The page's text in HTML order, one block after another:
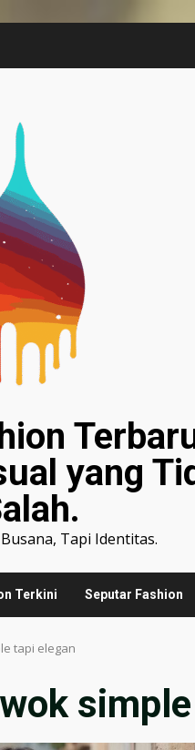
yang
Tapi Identitas.
Terkini Seputar Fashion
tapi elegan